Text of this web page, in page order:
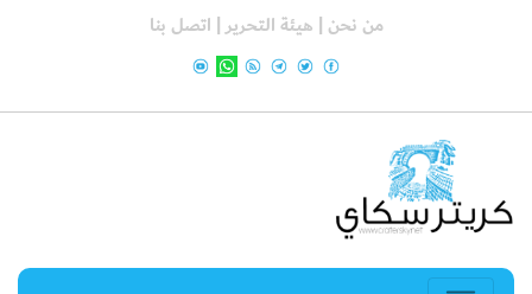
من نحن | هيئة التحرير | اتصل بنا